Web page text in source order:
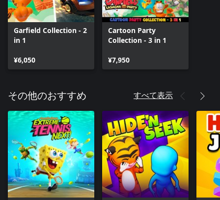
Garfield Collection - 2
in 1
¥6,050
Cartoon Party
Collection - 3 in 1
¥7,950
その他のおすすめ すべて表示